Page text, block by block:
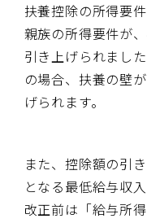
扶養控除の所得要
親族の所得要件が、
引き上げられまし
の場合、扶養の壁が
げられます。
また、控除額の引
となる最低給与収
改正前は「給与所